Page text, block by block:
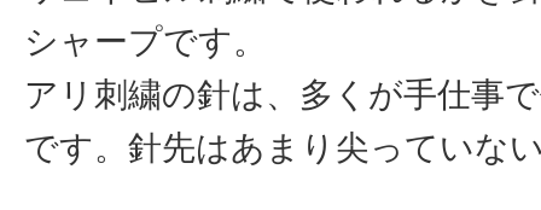
シャープです。
アリ刺繍の針は、多くが手仕事
です。針先はあまり尖っていな